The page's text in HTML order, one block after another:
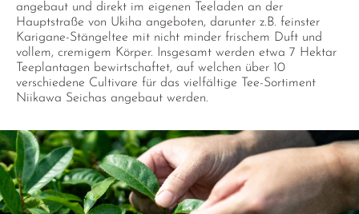
angebaut und direkt im eigenen Teeladen an der
Hauptstraße von Ukiha angeboten, darunter z.B. feinster
Karigane-Stängeltee mit nicht minder frischem Duft und
vollem, cremigem Körper. Insgesamt werden etwa 7 Hektar
Teeplantagen bewirtschaftet, auf welchen über 10
verschiedene Cultivare für das vielfältige Tee-Sortiment
Niikawa Seichas angebaut werden.